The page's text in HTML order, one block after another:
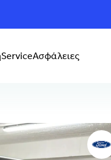
ServiceΑσφάλειες